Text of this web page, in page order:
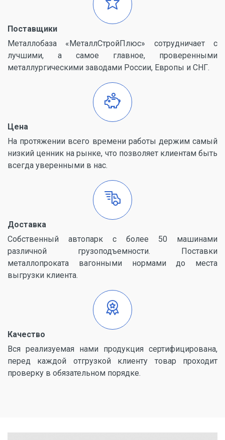
Поставщики
Металлобаза «МеталлСтройПлюс» сотрудничает с
лучшими, а самое главное, проверенными
металлургическими заводами России, Европы и СНГ.
Цена
На протяжении всего времени работы держим самый
низкий ценник на рынке, что позволяет клиентам быть
всегда уверенными в нас.
Доставка
Собственный автопарк с более 50 машинами
различной грузоподъемности. Поставки
металлопроката вагонными нормами до места
выгрузки клиента.
Качество
Вся реализуемая нами продукция сертифицирована,
перед каждой отгрузкой клиенту товар проходит
проверку в обязательном порядке.